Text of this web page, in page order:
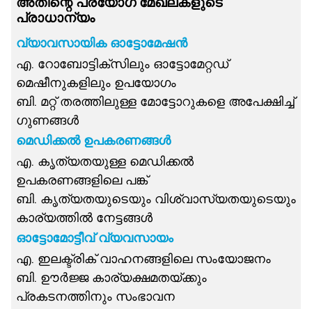
പ്രാധാന്യം
വ്യാവസായിക ഓട്ടോമേഷൻ
എ. റോബോട്ടിക്സിലും ഓട്ടോമേറ്റഡ്
മെഷീനുകളിലും ഉപയോഗം
ബി. മറ്റ് തരത്തിലുള്ള മോട്ടോറുകളെ അപേക്ഷിച്ച്
ഗുണങ്ങൾ
മെഡിക്കൽ ഉപകരണങ്ങൾ
എ. കൃത്യതയുള്ള മെഡിക്കൽ
ഉപകരണങ്ങളിലെ പങ്ക്
ബി. കൃത്യതയുടെയും വിശ്വാസ്യതയുടെയും
കാര്യത്തിൽ നേട്ടങ്ങൾ
ഓട്ടോമോട്ടീവ് വ്യവസായം
എ. ഇലക്ട്രിക് വാഹനങ്ങളിലെ സംയോജനം
ബി. ഊർജ്ജ കാര്യക്ഷമതയ്ക്കും
പ്രകടനത്തിനും സംഭാവന